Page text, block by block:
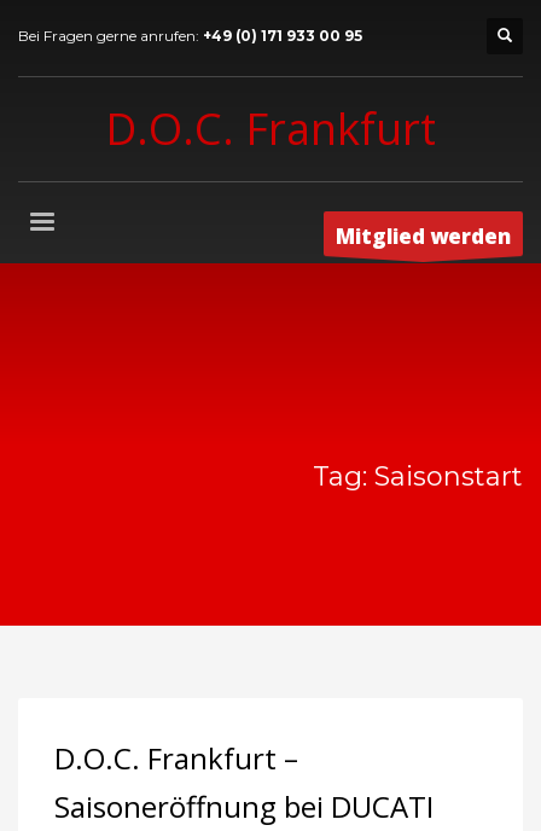
Bei Fragen gerne anrufen: +49 (0) 171 933 00 95
D.O.C. Frankfurt
Mitglied werden
Tag: Saisonstart
D.O.C. Frankfurt –
Saisoneröffnung bei DUCATI